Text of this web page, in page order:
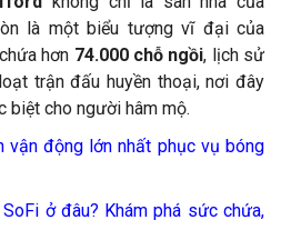
là một biểu tượng vĩ đại của
hơn 74.000 chỗ ngồi, lịch sử
trận đấu huyền thoại, nơi đây
biệt cho người hâm mộ.
vận động lớn nhất phục vụ bóng
ở đâu? Khám phá sức chứa,